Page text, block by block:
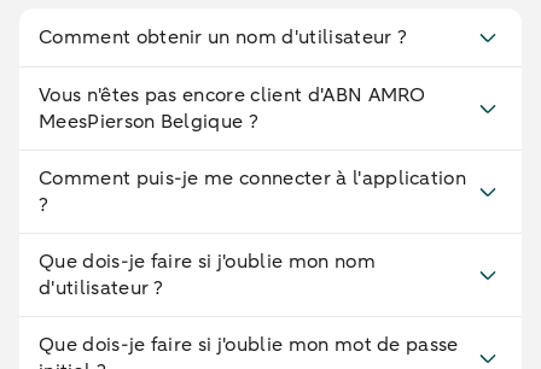
Comment obtenir un nom d'utilisateur ?
Vous n'êtes pas encore client d'ABN AMRO
MeesPierson Belgique ?
Comment puis-je me connecter à l'application
?
Que dois-je faire si j'oublie mon nom
d'utilisateur ?
Que dois-je faire si j'oublie mon mot de passe